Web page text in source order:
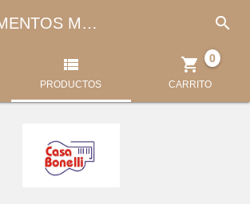

INSTRUMENTOS MUSICALES

PRODUCTOS
 0
CARRITO